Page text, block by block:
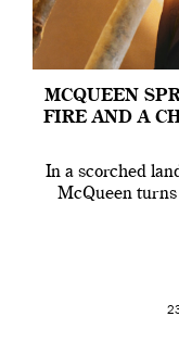
MCQUEEN
FIRE AND A
In a scorched
McQueen